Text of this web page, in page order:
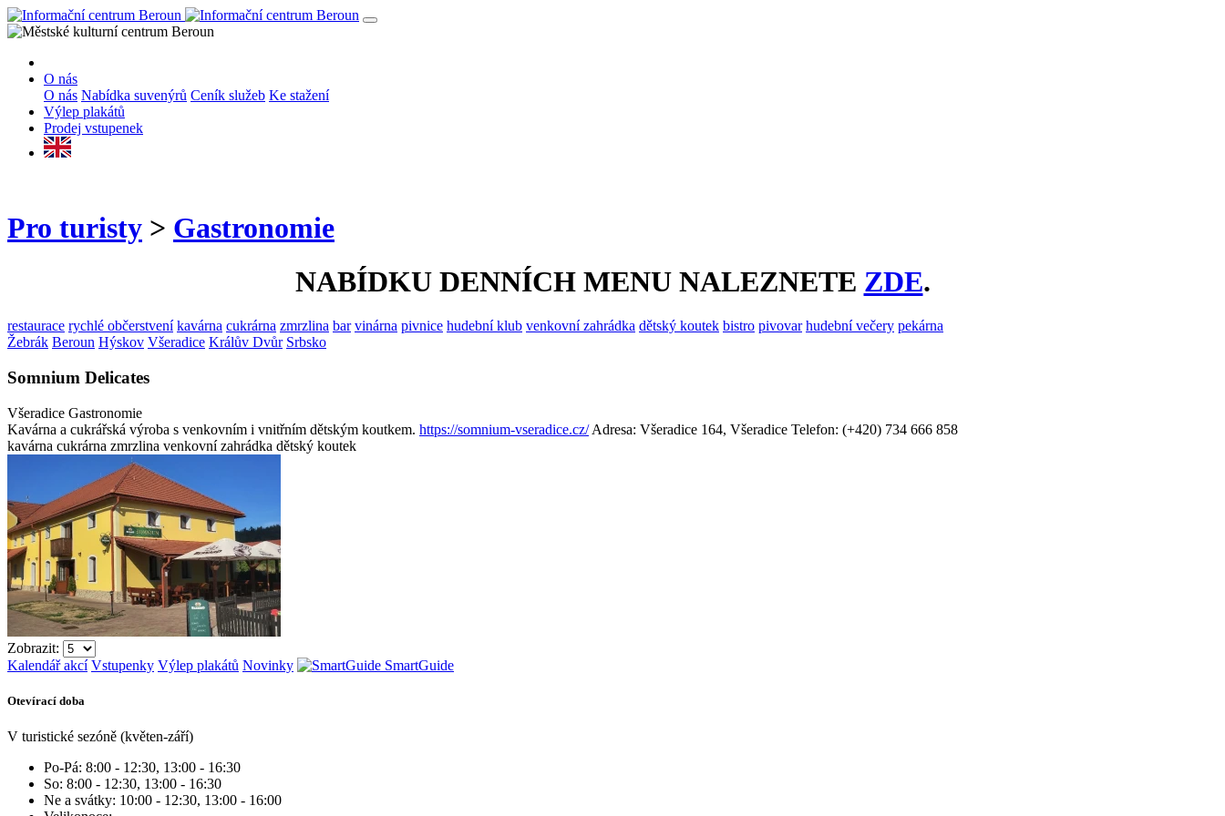
O nás
O nás Nabídka suvenýrů Ceník služeb Ke stažení
Výlep plakátů
Prodej vstupenek
Pro turisty > Gastronomie
NABÍDKU DENNÍCH MENU NALEZNETE ZDE.
restaurace rychlé občerstvení kavárna cukrárna zmrzlina bar vinárna pivnice hudební klub venkovní zahrádka dětský koutek bistro pivovar hudební večery pekárna
Žebrák Beroun Hýskov Všeradice Králův Dvůr Srbsko
Somnium Delicates
Všeradice Gastronomie
Kavárna a cukrářská výroba s venkovním i vnitřním dětským koutkem. https://somnium-vseradice.cz/ Adresa: Všeradice 164, Všeradice Telefon: (+420) 734 666 858
kavárna cukrárna zmrzlina venkovní zahrádka dětský koutek
Zobrazit:
Kalendář akcí Vstupenky Výlep plakátů Novinky SmartGuide
Otevírací doba
V turistické sezóně (květen-září)
Po-Pá: 8:00 - 12:30, 13:00 - 16:30
So: 8:00 - 12:30, 13:00 - 16:30
Ne a svátky: 10:00 - 12:30, 13:00 - 16:00